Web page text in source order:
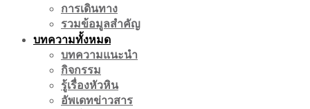
การเดินทาง
รวมข้อมูลสำคัญ
บทความทั้งหมด
บทความแนะนำ
กิจกรรม
รู้เรื่องหัวหิน
อัพเดทข่าวสาร